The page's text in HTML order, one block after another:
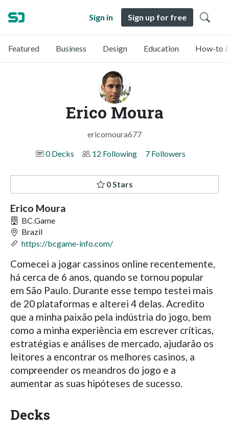
Sign in Sign up for free
Featured Business Design Education How-to
Erico Moura
ericomoura677
0 Decks
12 Following 7 Followers
0 Stars
Erico Moura
BC.Game
Brazil
https://bcgame-info.com/
Comecei a jogar cassinos online recentemente,
há cerca de 6 anos, quando se tornou popular
em São Paulo. Durante esse tempo testei mais
de 20 plataformas e alterei 4 delas. Acredito
que a minha paixão pela indústria do jogo, bem
como a minha experiência em escrever críticas,
estratégias e análises de mercado, ajudarão os
leitores a encontrar os melhores casinos, a
compreender os meandros do jogo e a
aumentar as suas hipóteses de sucesso.
Decks